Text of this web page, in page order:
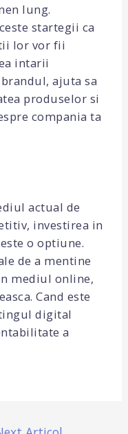
lung.
startegii ca
lor vor fii
intarii
ajuta sa
produselor si
compania ta
actual de
investirea in
o optiune.
de a mentine
mediul online,
Cand este
digital
a